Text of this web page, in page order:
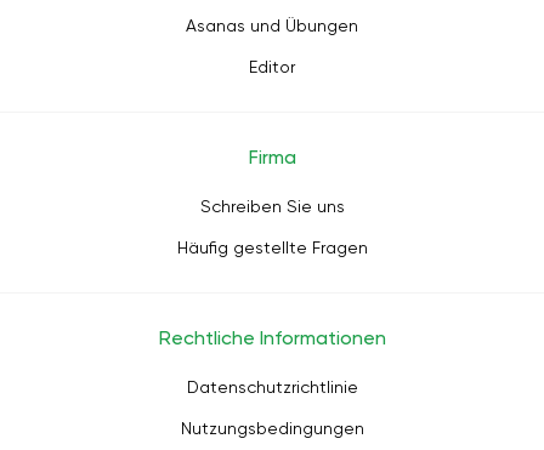
Asanas und Übungen
Editor
Firma
Schreiben Sie uns
Häufig gestellte Fragen
Rechtliche Informationen
Datenschutzrichtlinie
Nutzungsbedingungen